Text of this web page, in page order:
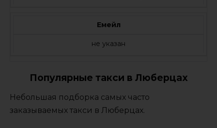
Емейл
не указан
Популярные такси в Люберцах
Небольшая подборка самых часто
заказываемых такси в Люберцах.